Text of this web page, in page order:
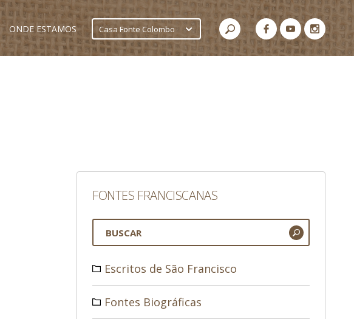
ONDE ESTAMOS Casa Fonte Colombo
FONTES FRANCISCANAS
Escritos de São Francisco
Fontes Biográficas